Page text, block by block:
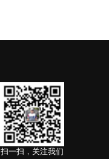
扫一扫，关注我们